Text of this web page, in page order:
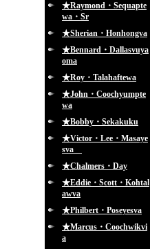
★Raymond・Sequapte
wa・Sr
★Sherian・Honhongva
★Bennard・Dallasvuya
oma
★Roy・Talahaftewa
★John・Coochyumpte
wa
★Bobby・Sekakuku
★Victor・Lee・Masaye
sva
★Chalmers・Day
★Eddie・Scott・Kohtal
awva
★Philbert・Poseyesva
★Marcus・Coochwikvi
a